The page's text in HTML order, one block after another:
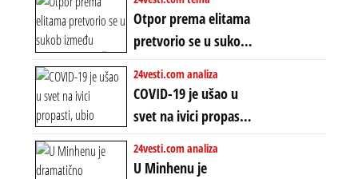
previranja i kolapsa
starog poretka
KOPNENOG SVETA:
Rat u Iranu je rat za
globalne preferencije
Otpor prema elitama
pretvorio se u sukob
između običnih ljudi:
ZAŠTO SE DEŠAVA
EKSTREMNA
POLARIZACIJA?
24vesti.com analiza
COVID-19 je ušao u
svet na ivici propasti,
ubio milione, ali je
spasao sistem
24vesti.com analiza
U Minhenu je